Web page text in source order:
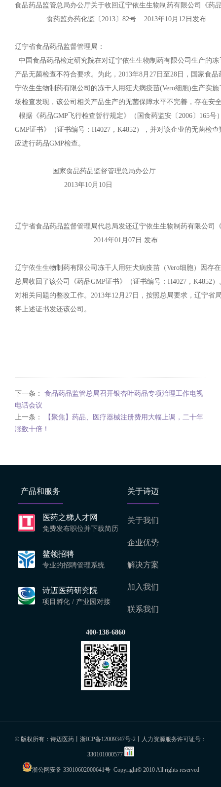
食品药品监管总局办公厅关于收回辽宁依生生物制药有限公司《药
食药监办药化监〔2013〕82号 2013年10月12日发布
辽宁省食品药品监督管理局：
中国食品药品检定研究院在对辽宁依生生物制药有限公司生产的
产品无菌检查不符合要求。为此，2013年8月27日至28日，国家食
宁依生生物制药有限公司的冻干人用狂犬病疫苗(Vero细胞)生产实
场检查发现，该公司相关产品生产的无菌保障水平不完善，存在安
根据《药品GMP飞行检查暂行规定》（国食药监安〔2006〕165
GMP证书》（证书编号：H4027，K4852），并对该企业的无菌检
应进行药品GMP检查。
国家食品药品监督管理总局办公厅
2013年10月10日
辽宁省食品药品监督管理局代总局发还辽宁依生生物制药有限公司
2014年01月07日 发布
辽宁依生生物制药有限公司冻干人用狂犬病疫苗（Vero细胞）因存
总局收回了该公司《药品GMP证书》（证书编号：H4027，K4852
对相关问题的整改工作。2013年12月27日，按照总局要求，辽宁
将上述证书发还该公司。
下一条： 食品药品监管总局召开银杏叶药品专项治理工作电视
电话会议
上一条：
【聚焦】药品、医疗器械注册费用大幅上调，二十年
涨数十倍！
产品和服务
医药之梯人才网
免费发布职位并下载简历
鳌领招聘
专业的招聘管理系统
诗迈医药研究院
项目孵化 / 产业园对接
关于诗迈
关于我们
企业优势
解决方案
加入我们
联系我们
400-138-6860
© 版权所有：诗迈医药丨 浙ICP备12009347号-2丨人力资源服务许可证号：
330101000577
浙公网安备 33010602000641号Copyright© 2010 All rights reserved